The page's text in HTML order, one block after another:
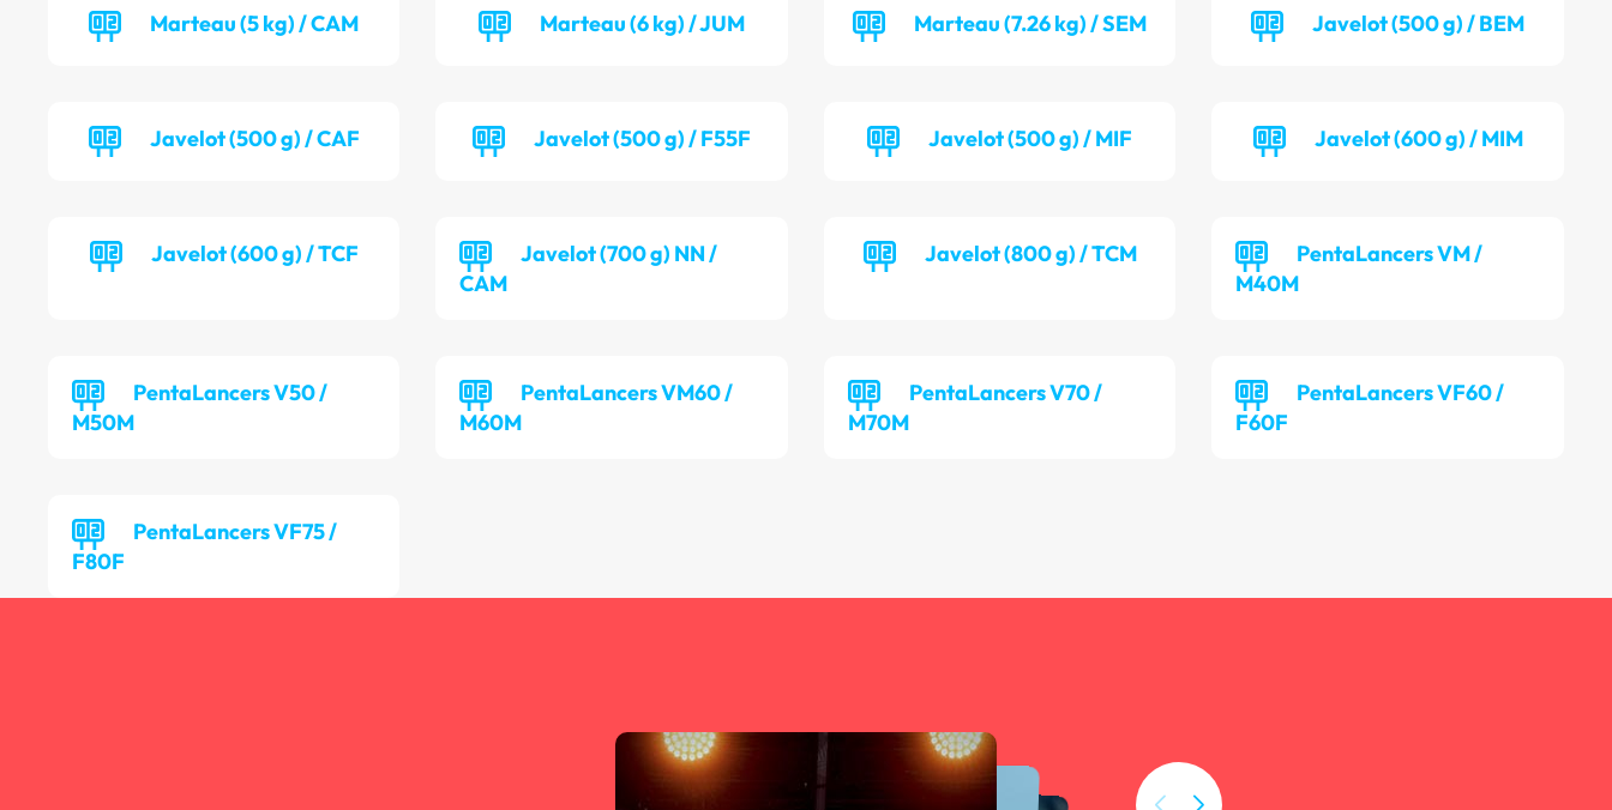
Marteau (5 kg) / CAM Marteau (6 kg) / JUM Marteau (7.26 kg) / SEM Javelot (500 g) / BEM
Javelot (500 g) / CAF Javelot (500 g) / F55F Javelot (500 g) / MIF Javelot (600 g) / MIM
Javelot (600 g) / TCF
Javelot (700 g) NN /
CAM
Javelot (800 g) / TCM
PentaLancers VM /
M40M
PentaLancers V50 /
M50M
PentaLancers VM60 /
M60M
PentaLancers V70 /
M70M
PentaLancers VF60 /
F60F
PentaLancers VF75 /
F80F